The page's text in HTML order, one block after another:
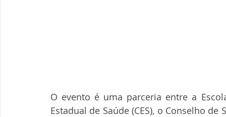
O evento é uma parceria entre a
Estadual de Saúde (CES), o Conselho